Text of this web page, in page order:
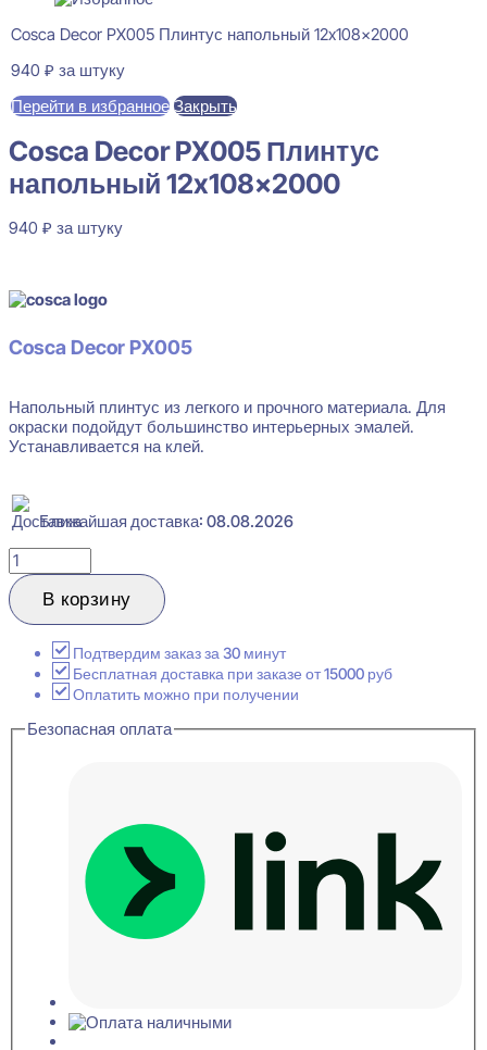
Cosca Decor PX005 Плинтус напольный 12x108x2000
940 ₽ за штуку
Перейти в избранное Закрыть
Cosca Decor PX005 Плинтус
напольный 12x108x2000
940 ₽ за штуку
Cosca Decor PX005
Напольный плинтус из легкого и прочного материала. Для
окраски подойдут большинство интерьерных эмалей.
Устанавливается на клей.
Ближайшая доставка: 08.08.2026
Количество
товара
Cosca
Decor
Плинтус
напольный
12x108x2000
В корзину
Подтвердим заказ за 30 минут
Бесплатная доставка при заказе от 15000 руб
Оплатить можно при получении
Безопасная оплата